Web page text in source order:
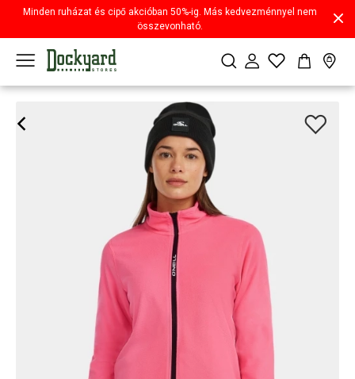
Minden ruházat és cipő akcióban 50%-ig. Más kedvezménnyel nem
összevonható.